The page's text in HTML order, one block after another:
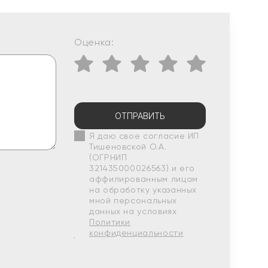
Оценка:
ОТПРАВИТЬ
Я даю свое согласие ИП
Тишеновской О.А.
(ОГРНИП
321435000026563) и его
аффилированным лицам
на обработку указанных
мной персональных
данных на условиях
Политики
конфиденциальности